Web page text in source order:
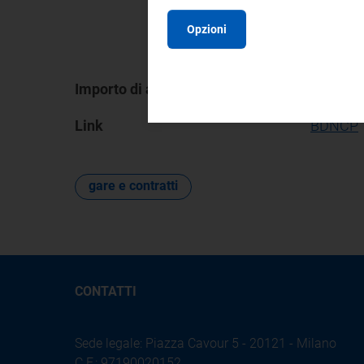
Importo di affidamento
Link BDNCP
gare e contratti
CONTATTI
Sede legale: Piazza Cavour 5 - 20121 - Milano
Opzioni